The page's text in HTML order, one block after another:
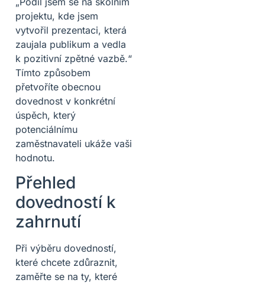
projektu, kde jsem
vytvořil prezentaci, která
zaujala publikum a vedla
k pozitivní zpětné vazbě.“
Tímto způsobem
přetvoříte obecnou
dovednost v konkrétní
úspěch, který
potenciálnímu
zaměstnavateli ukáže vaši
hodnotu.
Přehled
dovedností k
zahrnutí
Při výběru dovedností,
které chcete zdůraznit,
zaměřte se na ty, které